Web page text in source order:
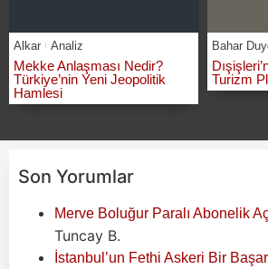
Alkar Analiz
Mekke Anlaşması Nedir?
Türkiye’nin Yeni Jeopolitik
Hamlesi
Bahar
Turizm
Son Yorumlar
Merve Boluğur Paralı Abonelik
Tuncay B.
İstanbul’un Fethi Askeri Bir